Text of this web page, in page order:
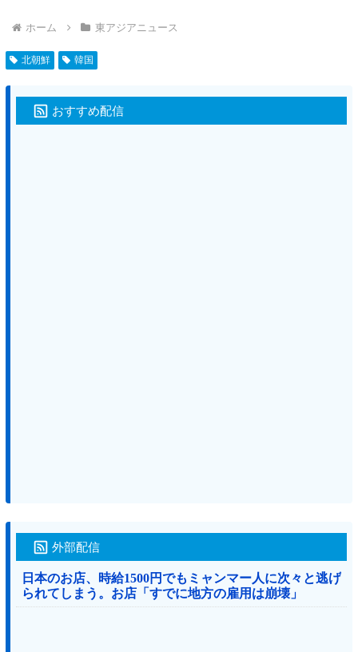
ホーム 東アジアニュース
北朝鮮 韓国
おすすめ配信
外部配信
日本のお店、時給1500円でもミャンマー人に次々と逃げ
られてしまう。お店「すでに地方の雇用は崩壊」